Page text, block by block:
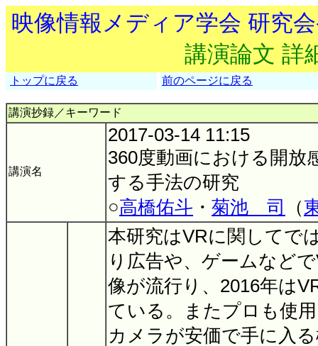
映像情報メディア学会 研究
講演論文 詳
トップに戻る 前のページに戻る
講演抄録／キーワード
講演名
2017-03-14 11:15
360度動画における開放
する手法の研究
○高橋佑斗 ・ 菊池 司 （
本研究はVRに関してで
り広告や、ゲームなど
像が流行り、2016年は
ている。またプロも使
カメラが安価で手に入